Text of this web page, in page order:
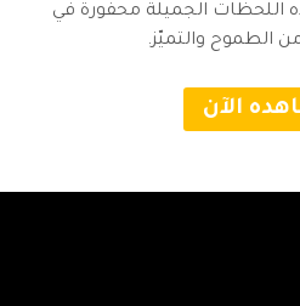
اللحظات الجميلة محفورة في
الطموح والتميّز.
الآن